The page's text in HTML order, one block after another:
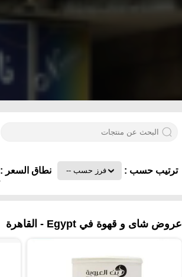
ترتيب حسب : نطاق السعر :
عروض شاى و قهوة في Egypt - القاهرة